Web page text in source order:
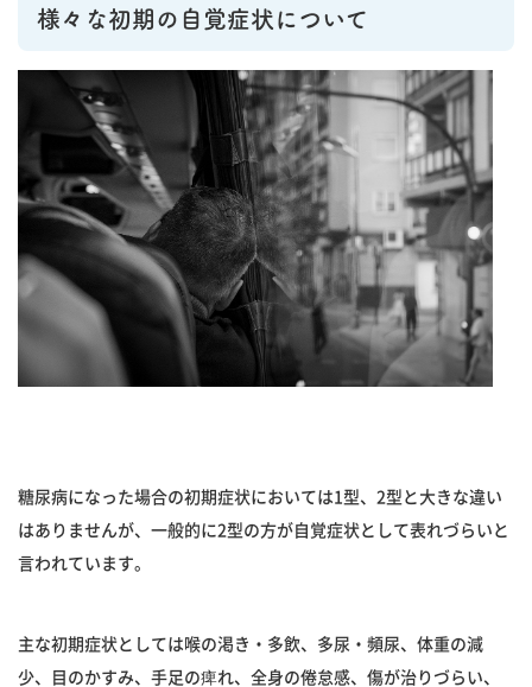
様々な初期の自覚症状について
糖尿病になった場合の初期症状においては1型、2型と大きな違い
はありませんが、一般的に2型の方が自覚症状として表れづらいと
言われています。
主な初期症状としては喉の渇き・多飲、多尿・頻尿、体重の減
少、目のかすみ、手足の痺れ、全身の倦怠感、傷が治りづらい、